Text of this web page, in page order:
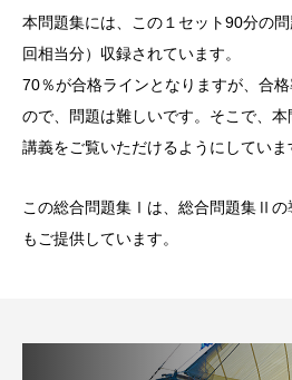
本問題集には、この１セット90分の
回相当分）収録されています。
70％が合格ラインとなりますが、合
ので、問題は難しいです。そこで、
講義をご覧いただけるようにしていま
この総合問題集Ⅰは、総合問題集Ⅱの
もご提供しています。